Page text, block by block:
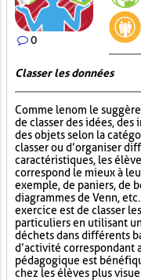
0
Classer les données
Comme le nom le
de classer des idées, des
des objets selon la
classer ou d’organiser
caractéristiques, les
correspond le mieux à
exemple, de paniers, de
diagrammes de Venn,
exercice est de classer
particuliers en utilisant
déchets dans différents
d’activité correspondant
pédagogique est
chez les élèves plus